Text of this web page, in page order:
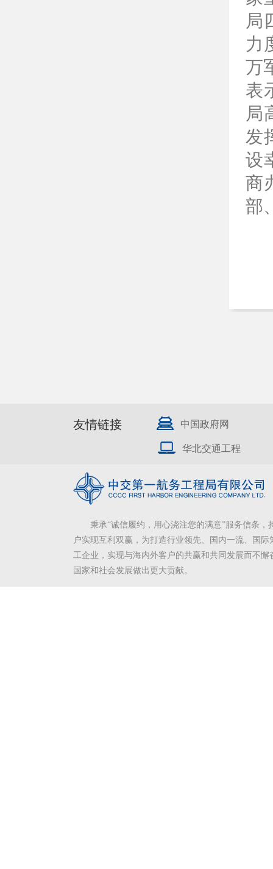
局
力
万
表
局
发
设
商
部
友情链接 中国政府网
华北交通工程
秉承“诚信履约，用心浇注您的满意”服务信条，
户实现互利双赢，为打造行业领先、国内一流、国际
工企业，实现与海内外客户的共赢和共同发展而不懈
国家和社会发展做出更大贡献。